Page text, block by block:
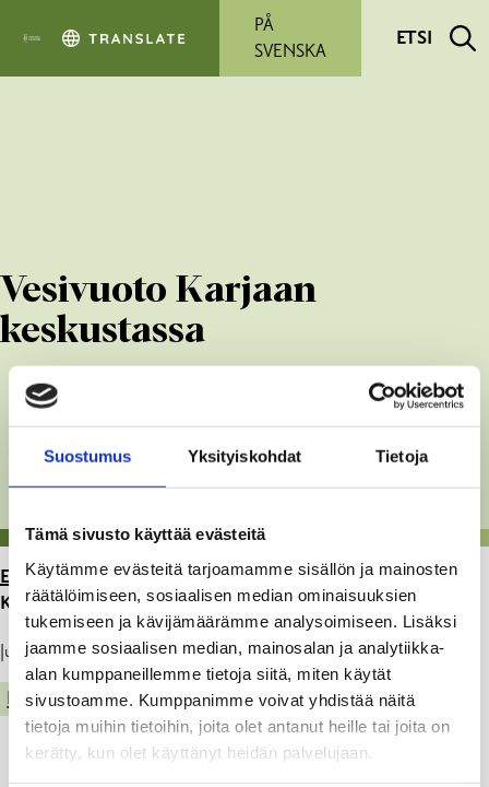
Suostumus Yksityiskohdat Tietoja
Tämä sivusto käyttää evästeitä
Käytämme evästeitä tarjoamamme sisällön ja mainosten
räätälöimiseen, sosiaalisen median ominaisuuksien
tukemiseen ja kävijämäärämme analysoimiseen. Lisäksi
jaamme sosiaalisen median, mainosalan ja analytiikka-
alan kumppaneillemme tietoja siitä, miten käytät
sivustoamme. Kumppanimme voivat yhdistää näitä
tietoja muihin tietoihin, joita olet antanut heille tai joita on
kerätty, kun olet käyttänyt heidän palvelujaan.
PÅ
SVENSKA
ETSI
Vesivuoto Karjaan
keskustassa
ETUSIVU>ARTIKKELIT>VESIVUOTO KARJAAN
KESKUSTASSA
Julkaistu: 21.09.22
KADUT, PUISTOT JA YLEISET ALUEET